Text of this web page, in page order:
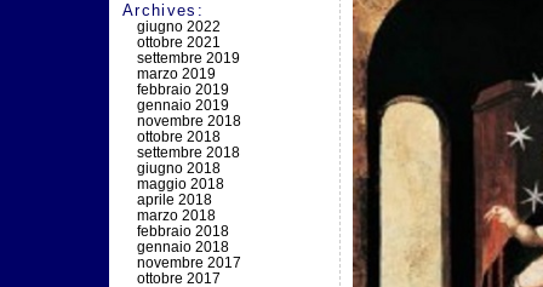
Archives:
giugno 2022
ottobre 2021
settembre 2019
marzo 2019
febbraio 2019
gennaio 2019
novembre 2018
ottobre 2018
settembre 2018
giugno 2018
maggio 2018
aprile 2018
marzo 2018
febbraio 2018
gennaio 2018
novembre 2017
ottobre 2017